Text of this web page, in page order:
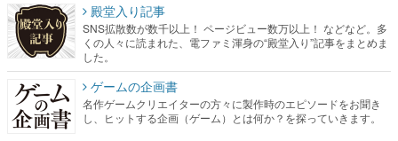
殿堂入り記事
SNS拡散数が数千以上！ ページビュー数万以上！ などなど。多
くの人々に読まれた、電ファミ渾身の“殿堂入り”記事をまとめま
した。
ゲームの企画書
名作ゲームクリエイターの方々に製作時のエピソードをお聞き
し、ヒットする企画（ゲーム）とは何か？を探っていきます。